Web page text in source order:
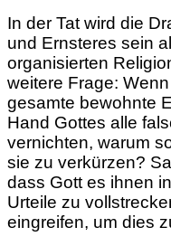
In der Tat wird die
und Ernsteres sein
organisierten
weitere Frage:
gesamte bewohnte
Hand Gottes alle
vernichten, warum
sie zu verkürzen?
dass Gott es ihnen
Urteile zu
eingreifen, um dies